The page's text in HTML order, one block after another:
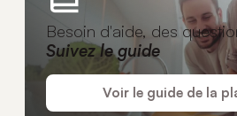
Besoin d'aide, des
Suivez le guide
Voir le guide de la